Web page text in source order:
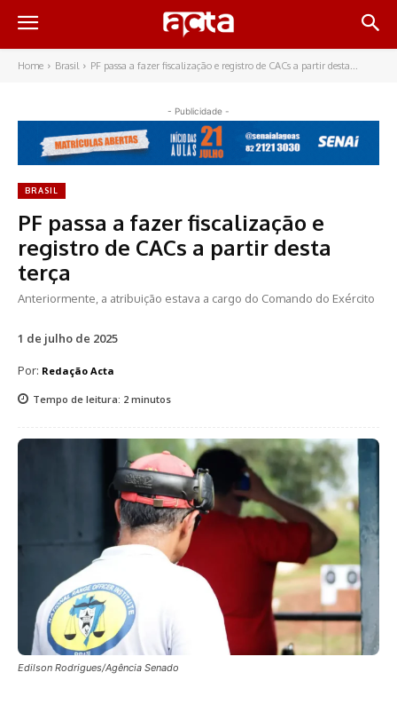
Home Brasil PF passa a fazer fiscalização e registro de CACs a partir desta...
- Publicidade -
BRASIL
PF passa a fazer fiscalização e
registro de CACs a partir desta
terça
Anteriormente, a atribuição estava a cargo do Comando do Exército
1 de julho de 2025
Por: Redação Acta
Tempo de leitura: 2 minutos
Edilson Rodrigues/Agência Senado